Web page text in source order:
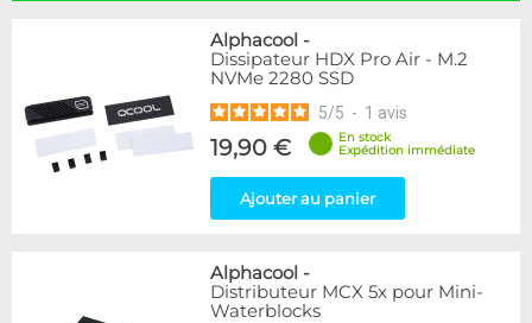
Alphacool -
Dissipateur HDX Pro Air - M.2
NVMe 2280 SSD
5/5 - 1 avis
19,90 €
En stock
Expédition immédiate
Ajouter au panier
Alphacool -
Distributeur MCX 5x pour Mini-
Waterblocks